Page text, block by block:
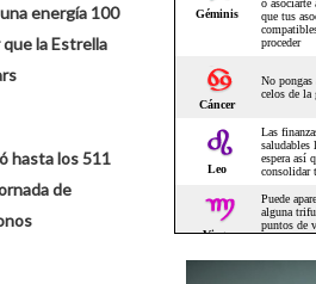
energía 100
la Estrella
hasta los 511
de